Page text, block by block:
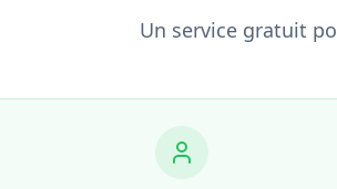
Un service gratuit